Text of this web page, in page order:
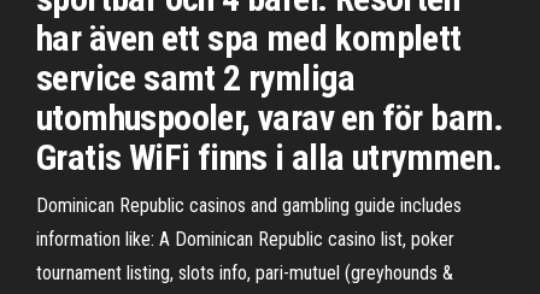
har även ett spa med komplett
service samt 2 rymliga
utomhuspooler, varav en för barn.
Gratis WiFi finns i alla utrymmen.
Dominican Republic casinos and gambling guide includes
information like: A Dominican Republic casino list, poker
tournament listing, slots info, pari-mutuel (greyhounds &